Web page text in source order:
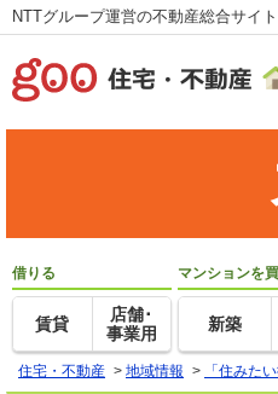
NTTグループ運営の不動産総合サイ
借りる
賃貸
店舗･
事業用
マンションを
新築
住宅・不動産 > 地域情報 > 「住みた